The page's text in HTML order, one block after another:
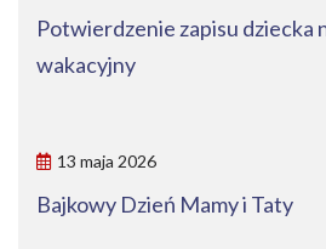
Potwierdzenie zapisu dziecka
wakacyjny
13 maja 2026
Bajkowy Dzień Mamy i Taty